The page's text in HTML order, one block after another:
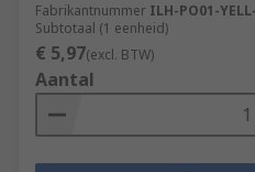
Fabrikantnummer ILH-PO01-
Subtotaal (1 eenheid)
€ 5,97(excl. BTW)
Aantal